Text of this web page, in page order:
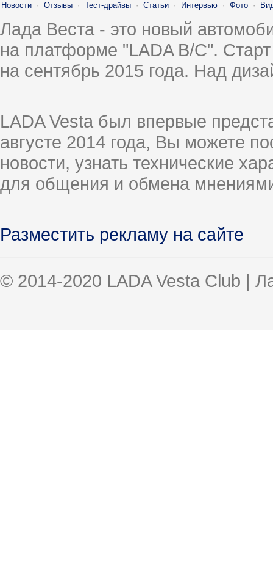
Новости · Отзывы · Тест-драйвы · Статьи · Интервью · Фото ·
Лада Веста - это новый
на платформе "LADA B/C".
на сентябрь 2015 года. Над
LADA Vesta был впервые
августе 2014 года, Вы можете
новости, узнать технические
для общения и обмена
Разместить рекламу на сайте
© 2014-2020 LADA Vesta Club |